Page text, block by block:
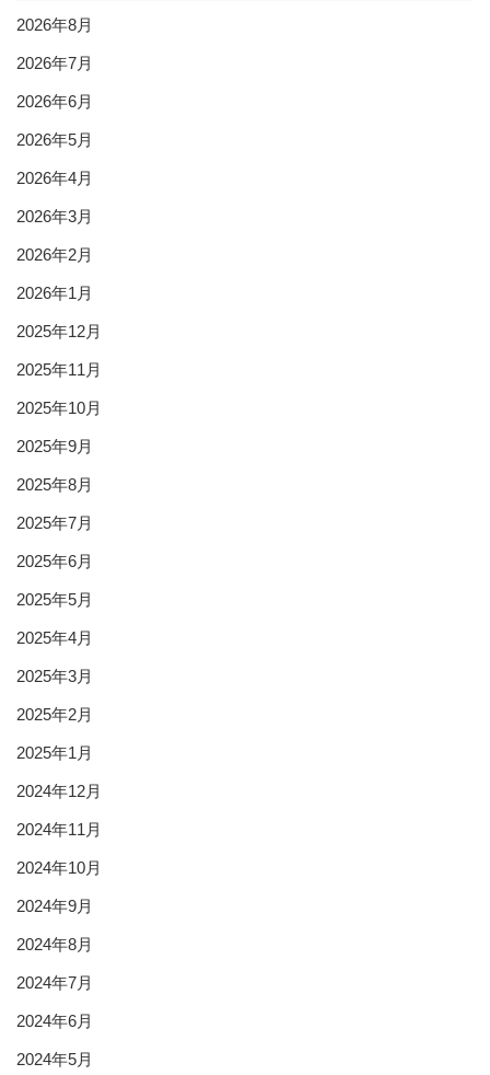
2026年8月
2026年7月
2026年6月
2026年5月
2026年4月
2026年3月
2026年2月
2026年1月
2025年12月
2025年11月
2025年10月
2025年9月
2025年8月
2025年7月
2025年6月
2025年5月
2025年4月
2025年3月
2025年2月
2025年1月
2024年12月
2024年11月
2024年10月
2024年9月
2024年8月
2024年7月
2024年6月
2024年5月